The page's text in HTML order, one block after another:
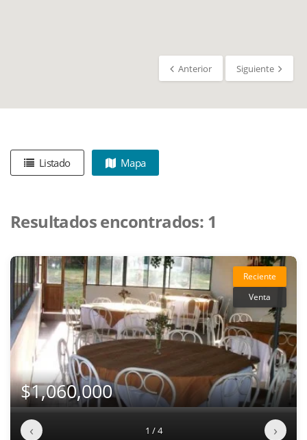
Anterior Siguiente
Listado Mapa
Resultados encontrados: 1
Reciente
Venta
$1,060,000
‹ 1 / 4 ›